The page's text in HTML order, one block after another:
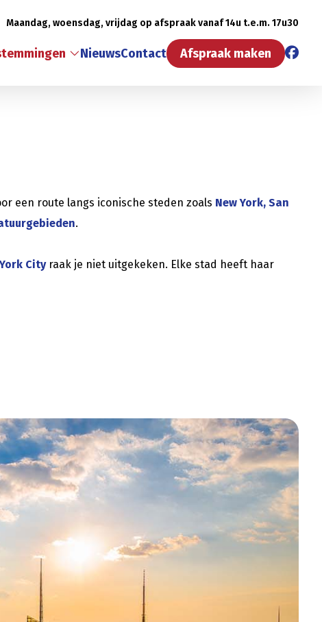
Maandag, woensdag, vrijdag op afspraak vanaf 14u t.e.m. 17u30
NieuwsContact Afspraak maken
een route langs iconische steden zoals New York, San
.
Cityraak je niet uitgekeken. Elke stad heeft haar